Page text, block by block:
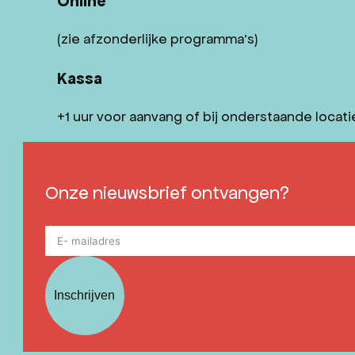
(zie afzonderlijke programma’s)
Kassa
+1 uur voor aanvang of bij onderstaande
Onze nieuwsbrief ontvangen?
Inschrijven